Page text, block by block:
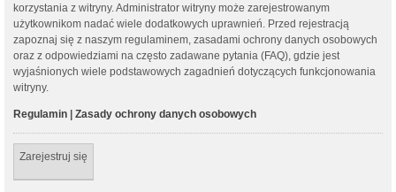
korzystania z witryny. Administrator witryny może zarejestrowanym
użytkownikom nadać wiele dodatkowych uprawnień. Przed rejestracją
zapoznaj się z naszym regulaminem, zasadami ochrony danych osobowych
oraz z odpowiedziami na często zadawane pytania (FAQ), gdzie jest
wyjaśnionych wiele podstawowych zagadnień dotyczących funkcjonowania
witryny.
Regulamin Zasady ochrony danych osobowych
Zarejestruj się